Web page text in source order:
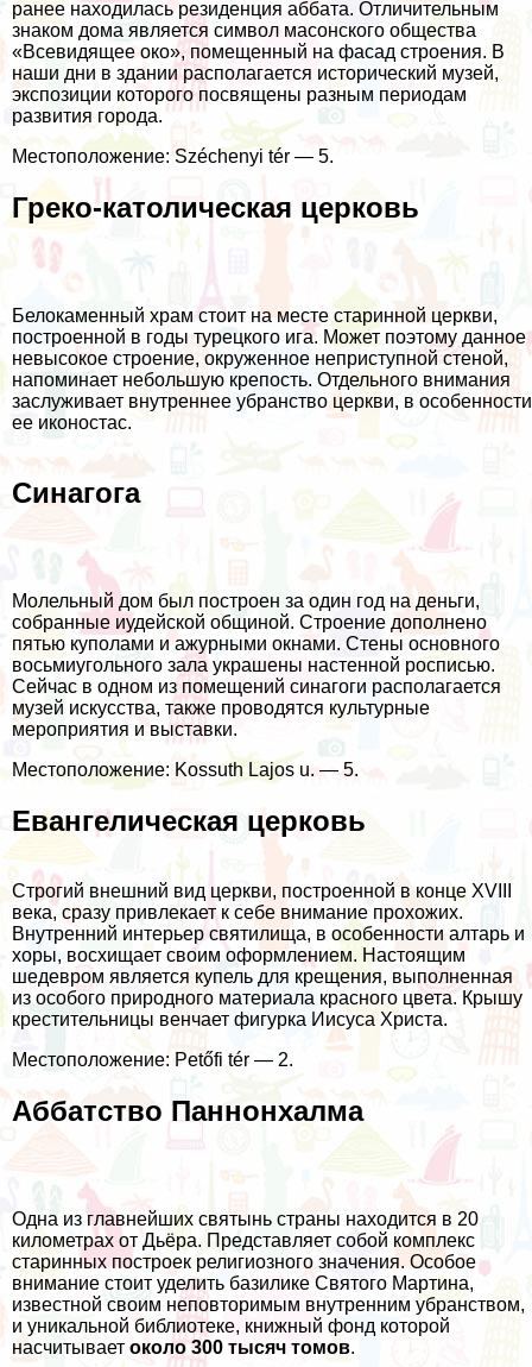
ранее находилась резиденция аббата. Отличительным
знаком дома является символ масонского общества
«Всевидящее око», помещенный на фасад строения. В
наши дни в здании располагается исторический музей,
экспозиции которого посвящены разным периодам
развития города.
Местоположение: Széchenyi tér — 5.
Греко-католическая церковь
Белокаменный храм стоит на месте старинной церкви,
построенной в годы турецкого ига. Может поэтому данное
невысокое строение, окруженное неприступной стеной,
напоминает небольшую крепость. Отдельного внимания
заслуживает внутреннее убранство церкви, в особенности
ее иконостас.
Синагога
Молельный дом был построен за один год на деньги,
собранные иудейской общиной. Строение дополнено
пятью куполами и ажурными окнами. Стены основного
восьмиугольного зала украшены настенной росписью.
Сейчас в одном из помещений синагоги располагается
музей искусства, также проводятся культурные
мероприятия и выставки.
Местоположение: Kossuth Lajos u. — 5.
Евангелическая церковь
Строгий внешний вид церкви, построенной в конце XVIII
века, сразу привлекает к себе внимание прохожих.
Внутренний интерьер святилища, в особенности алтарь и
хоры, восхищает своим оформлением. Настоящим
шедевром является купель для крещения, выполненная
из особого природного материала красного цвета. Крышу
крестительницы венчает фигурка Иисуса Христа.
Местоположение: Petőfi tér — 2.
Аббатство Паннонхалма
Одна из главнейших святынь страны находится в 20
километрах от Дьёра. Представляет собой комплекс
старинных построек религиозного значения. Особое
внимание стоит уделить базилике Святого Мартина,
известной своим неповторимым внутренним убранством,
и уникальной библиотеке, книжный фонд которой
насчитывает около 300 тысяч томов.